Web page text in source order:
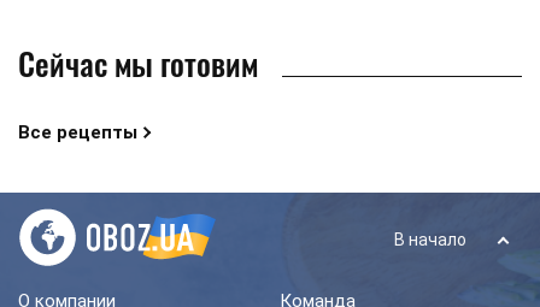
Сейчас мы готовим
Все рецепты
В начало
О компании Команда